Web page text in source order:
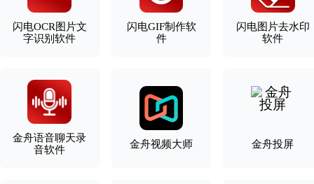
闪电OCR图片文
字识别软件
闪电GIF制作软
件
闪电图片去水印
软件
金舟语音聊天录
音软件
金舟视频大师 金舟投屏